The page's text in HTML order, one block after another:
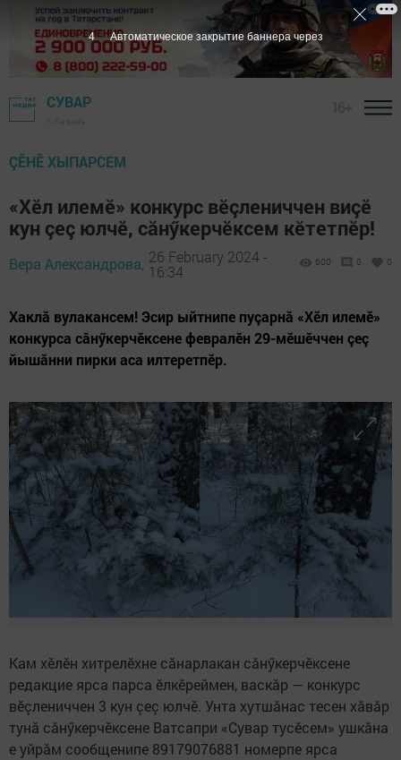
СУВАР
ÇӖНӖ ХЫПАРСЕМ
«Хӗл илемӗ» конкурс вӗçлениччен виçӗ
кун çеç юлчӗ, сăнӳкерчӗксем кӗтетпӗр!
Вера Александрова, 26 February 2024 -
16:34
600 0 0
Хаклă вулакансем! Эсир ыйтнипе пуçарнă «Хӗл илемӗ»
конкурса сăнӳкерчӗксене февралӗн 29-мӗшӗччен çеç
йышăнни пирки аса илтеретпӗр.
Кам хӗлӗн хитрелӗхне сăнарлакан сăнӳкерчӗксене
редакцие ярса парса ӗлкӗреймен, васкăр — конкурс
вӗçлениччен 3 кун çеç юлчӗ. Унта хутшăнас тесен хăвăр
тунă сăнӳкерчӗксене Ватсапри «Сувар тусӗсем» ушкăна
е уйрăм сообщенипе 89179076881 номерпе ярса
3 Автоматическое закрытие баннера через